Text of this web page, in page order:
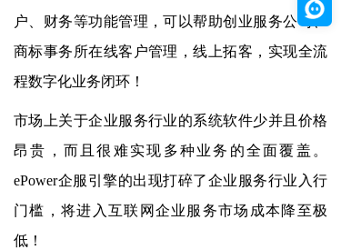
户、财务等功能管理，可以帮助创业服务公司、
商标事务所在线客户管理，线上拓客，实现全流
程数字化业务闭环！
市场上关于企业服务行业的系统软件少并且价格
昂贵，而且很难实现多种业务的全面覆盖。
ePower企服引擎的出现打碎了企业服务行业入行
门槛，将进入互联网企业服务市场成本降至极
低！